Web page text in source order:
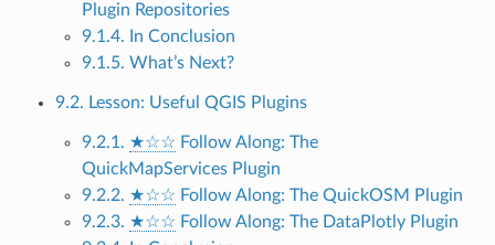
Plugin Repositories
9.1.4. In Conclusion
9.1.5. What’s Next?
9.2. Lesson: Useful QGIS Plugins
9.2.1. ★☆☆ Follow Along: The
QuickMapServices Plugin
9.2.2. ★☆☆ Follow Along: The QuickOSM Plugin
9.2.3. ★☆☆ Follow Along: The DataPlotly Plugin